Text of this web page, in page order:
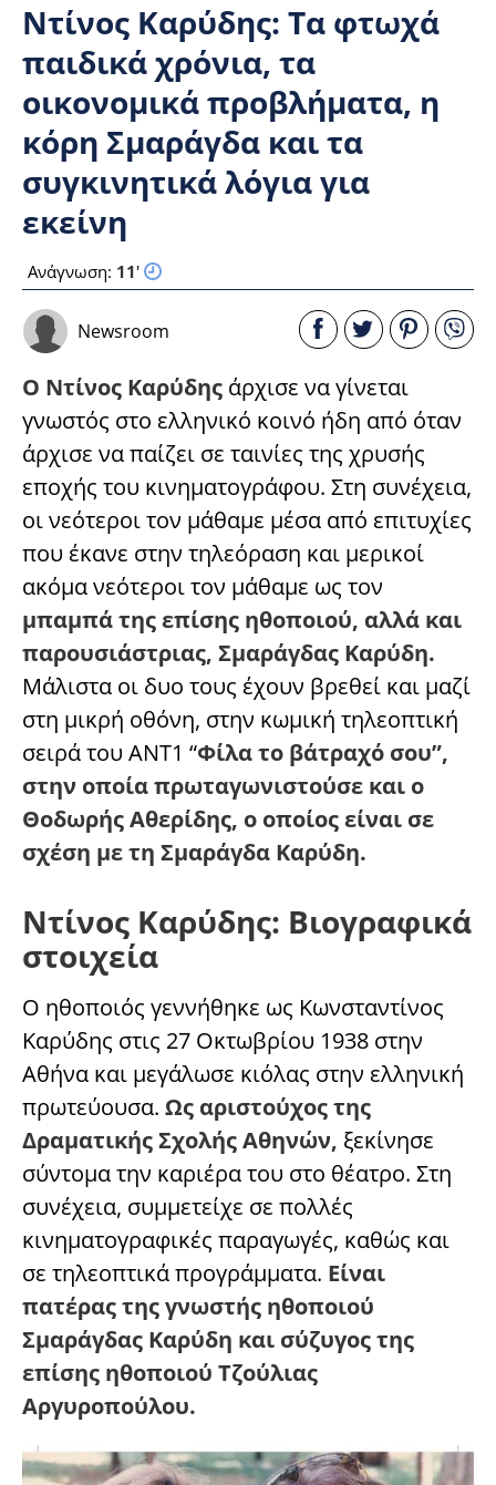
Ντίνος Καρύδης: Τα φτωχά
παιδικά χρόνια, τα
οικονομικά προβλήματα, η
κόρη Σμαράγδα και τα
συγκινητικά λόγια για
εκείνη
Ανάγνωση: 11'
Newsroom
Ο Ντίνος Καρύδης άρχισε να γίνεται
γνωστός στο ελληνικό κοινό ήδη από όταν
άρχισε να παίζει σε ταινίες της χρυσής
εποχής του κινηματογράφου. Στη συνέχεια,
οι νεότεροι τον μάθαμε μέσα από επιτυχίες
που έκανε στην τηλεόραση και μερικοί
ακόμα νεότεροι τον μάθαμε ως τον
μπαμπά της επίσης ηθοποιού, αλλά και
παρουσιάστριας, Σμαράγδας Καρύδη.
Μάλιστα οι δυο τους έχουν βρεθεί και μαζί
στη μικρή οθόνη, στην κωμική τηλεοπτική
σειρά του ΑΝΤ1 “Φίλα το βάτραχό σου”,
στην οποία πρωταγωνιστούσε και ο
Θοδωρής Αθερίδης, ο οποίος είναι σε
σχέση με τη Σμαράγδα Καρύδη.
Ντίνος Καρύδης: Βιογραφικά
στοιχεία
Ο ηθοποιός γεννήθηκε ως Κωνσταντίνος
Καρύδης στις 27 Οκτωβρίου 1938 στην
Αθήνα και μεγάλωσε κιόλας στην ελληνική
πρωτεύουσα. Ως αριστούχος της
Δραματικής Σχολής Αθηνών, ξεκίνησε
σύντομα την καριέρα του στο θέατρο. Στη
συνέχεια, συμμετείχε σε πολλές
κινηματογραφικές παραγωγές, καθώς και
σε τηλεοπτικά προγράμματα. Είναι
πατέρας της γνωστής ηθοποιού
Σμαράγδας Καρύδη και σύζυγος της
επίσης ηθοποιού Τζούλιας
Αργυροπούλου.